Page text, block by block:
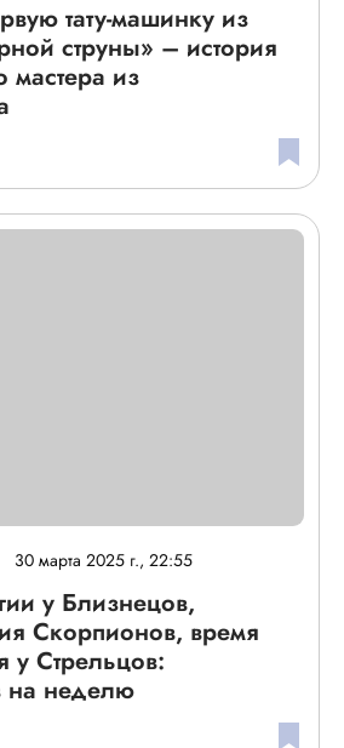
тату-машинку из
струны» – история
мастера из
30 марта 2025 г., 22:55
у Близнецов,
Скорпионов, время
у Стрельцов:
на неделю